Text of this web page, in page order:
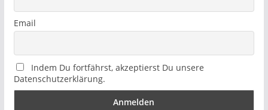
Email
Indem Du fortfährst, akzeptierst Du unsere
Datenschutzerklärung.